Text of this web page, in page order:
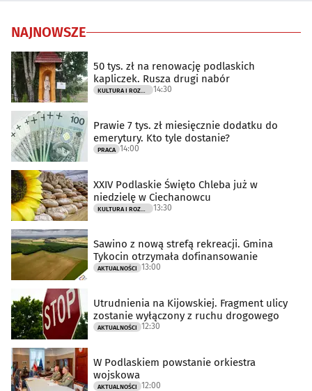
NAJNOWSZE
50 tys. zł na renowację podlaskich
kapliczek. Rusza drugi nabór
14:30
Prawie 7 tys. zł miesięcznie dodatku do
emerytury. Kto tyle dostanie?
PRACA 14:00
XXIV Podlaskie Święto Chleba już w
niedzielę w Ciechanowcu
13:30
Sawino z nową strefą rekreacji. Gmina
Tykocin otrzymała dofinansowanie
AKTUALNOŚCI 13:00
Utrudnienia na Kijowskiej. Fragment ulicy
zostanie wyłączony z ruchu drogowego
AKTUALNOŚCI 12:30
W Podlaskiem powstanie orkiestra
wojskowa
AKTUALNOŚCI 12:00